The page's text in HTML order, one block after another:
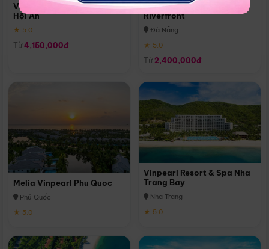
Vinpearl Resort & Golf Nam
Hội An
★ 5.0
Từ 4,150,000đ
Melia Vinpearl Danang
Riverfront
Đà Nẵng
★ 5.0
Từ 2,400,000đ
Melia Vinpearl Phu Quoc
Phú Quốc
★ 5.0
Vinpearl Resort & Spa Nha
Trang Bay
Nha Trang
★ 5.0